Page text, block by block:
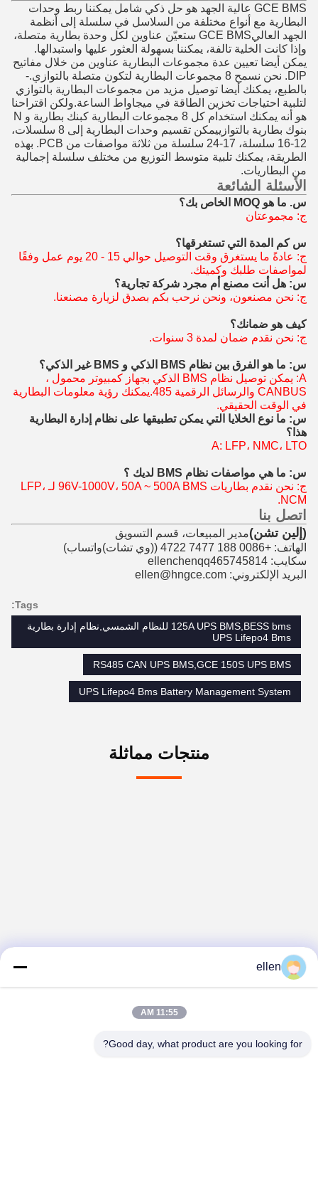
GCE BMS عالية الجهد هو حل ذكي شامل يمكننا ربط وحدات
البطارية مع أنواع مختلفة من السلاسل في سلسلة إلى أنظمة
الجهد العاليGCE BMS ستعيّن عناوين لكل وحدة بطارية متصلة،
وإذا كانت الخلية تالفة، يمكننا بسهولة العثور عليها واستبدالها.
يمكن أيضا تعيين عدة مجموعات البطارية عناوين من خلال مفاتيح
DIP. نحن نسمح 8 مجموعات البطارية لتكون متصلة بالتوازي.-
بالطبع، يمكنك أيضا توصيل مزيد من مجموعات البطارية بالتوازي
لتلبية احتياجات تخزين الطاقة في ميجاواط الساعة.ولكن اقتراحنا
هو أنه يمكنك استخدام كل 8 مجموعات البطارية كبنك بطارية و N
بنوك بطارية بالتوازييمكن تقسيم وحدات البطارية إلى 8 سلسلات،
12-16 سلسلة، 17-24 سلسلة من ثلاثة مواصفات من PCB. بهذه
الطريقة، يمكنك تلبية متوسط التوزيع من مختلف سلسلة إجمالية
من البطاريات.
الأسئلة الشائعة
س. ما هو MOQ الخاص بك؟
ج: مجموعتان
س كم المدة التي تستغرقها؟
ج: عادةً ما يستغرق وقت التوصيل حوالي 15 - 20 يوم عمل وفقًا
لمواصفات طلبك وكميتك.
س: هل أنت مصنع أم مجرد شركة تجارية؟
ج: نحن مصنعون، ونحن نرحب بكم بصدق لزيارة مصنعنا.
كيف هو ضمانك؟
ج: نحن نقدم ضمان لمدة 3 سنوات.
س: ما هو الفرق بين نظام BMS الذكي و BMS غير الذكي؟
A: يمكن توصيل نظام BMS الذكي بجهاز كمبيوتر محمول ،
CANBUS و
الرسائل الرقمية 485.
يمكنك رؤية معلومات البطارية
في الوقت الحقيقي.
س: ما نوع الخلايا التي يمكن تطبيقها على نظام إدارة البطارية
هذا؟
A: LFP، NMC، LTO
س: ما هي مواصفات نظام BMS لديك ؟
ج: نحن نقدم بطاريات 96V-1000V، 50A ~ 500A BMS لـ LFP،
NCM.
اتصل بنا
(إلين تشن)مدير المبيعات، قسم التسويق
الهاتف: +0086 188 7477 4722 (
(وي تشات)واتساب)
سكايب: ellenchenqq465745814
البريد الإلكتروني: ellen@hngce.com
Tags:
125A UPS BMS,BESS bms للنظام الشمسي,نظام إدارة بطارية
UPS Lifepo4 Bms
RS485 CAN UPS BMS,GCE 150S UPS BMS
UPS Lifepo4 Bms Battery Management System
منتجات مماثلة
ellen
11:55 AM
Good day, what product are you looking for?